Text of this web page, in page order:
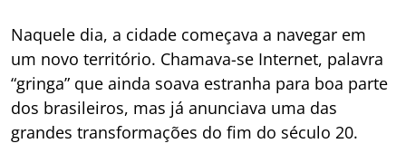
Naquele dia, a cidade começava a navegar em
um novo território. Chamava-se Internet, palavra
“gringa” que ainda soava estranha para boa parte
dos brasileiros, mas já anunciava uma das
grandes transformações do fim do século 20.